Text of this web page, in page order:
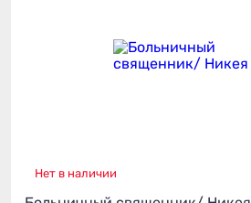
Нет в наличии